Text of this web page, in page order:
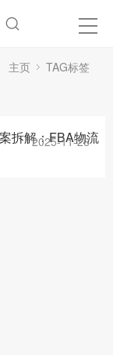
主页 TAG标签
拆解：FBA物流
2025-11-26